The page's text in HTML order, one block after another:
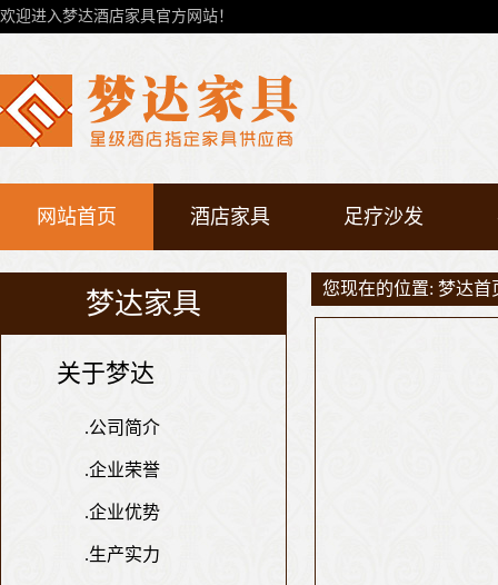
欢迎进入梦达酒店家具官方网站！
网站首页 酒店家具 足疗沙发
梦达家具
关于梦达
.公司简介
.企业荣誉
.企业优势
.生产实力
您现在的位置: 梦达首